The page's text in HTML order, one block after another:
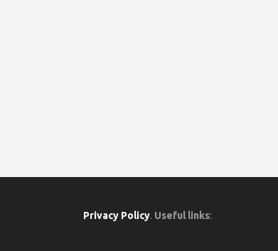
Privacy Policy. Useful links: